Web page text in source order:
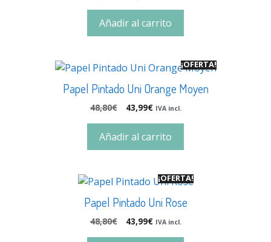
Añadir al carrito
¡OFERTA!
Papel Pintado Uni Orange Moyen
48,80€ 43,99€ IVA incl.
Añadir al carrito
¡OFERTA!
Papel Pintado Uni Rose
48,80€ 43,99€ IVA incl.